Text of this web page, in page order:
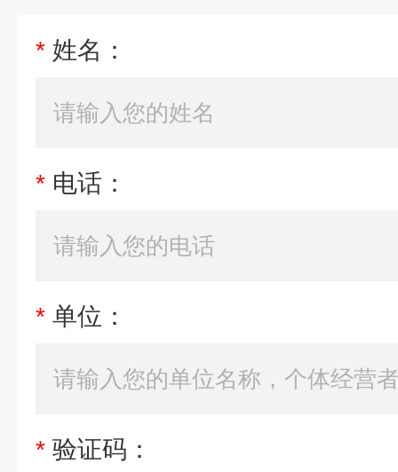
* 姓名：
* 电话：
* 单位：
* 验证码：